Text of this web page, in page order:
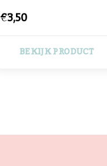
€3,50
BEKIJK PRODUCT